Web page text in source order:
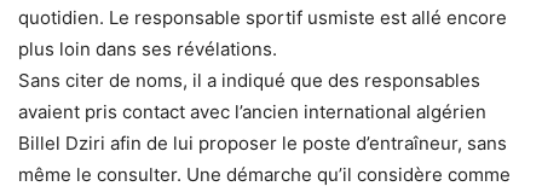
quotidien. Le responsable sportif usmiste est allé encore
plus loin dans ses révélations.
Sans citer de noms, il a indiqué que des responsables
avaient pris contact avec l’ancien international algérien
Billel Dziri afin de lui proposer le poste d’entraîneur, sans
même le consulter. Une démarche qu’il considère comme